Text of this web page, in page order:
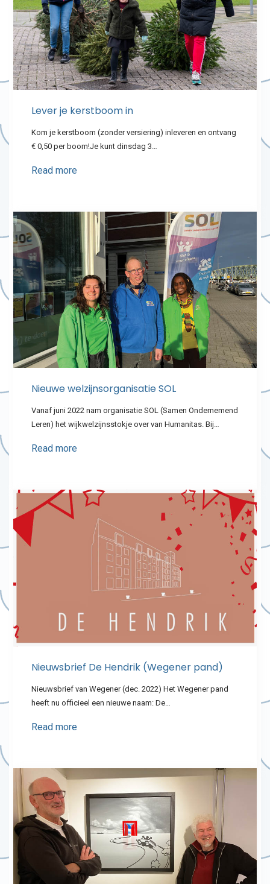
Lever je kerstboom in
Kom je kerstboom (zonder versiering) inleveren en ontvang
€ 0,50 per boom!Je kunt dinsdag 3…
Read more
Nieuwe welzijnsorganisatie SOL
Vanaf juni 2022 nam organisatie SOL (Samen Ondernemend
Leren) het wijkwelzijnsstokje over van Humanitas. Bij…
Read more
Nieuwsbrief De Hendrik (Wegener pand)
Nieuwsbrief van Wegener (dec. 2022) Het Wegener pand
heeft nu officieel een nieuwe naam: De…
Read more